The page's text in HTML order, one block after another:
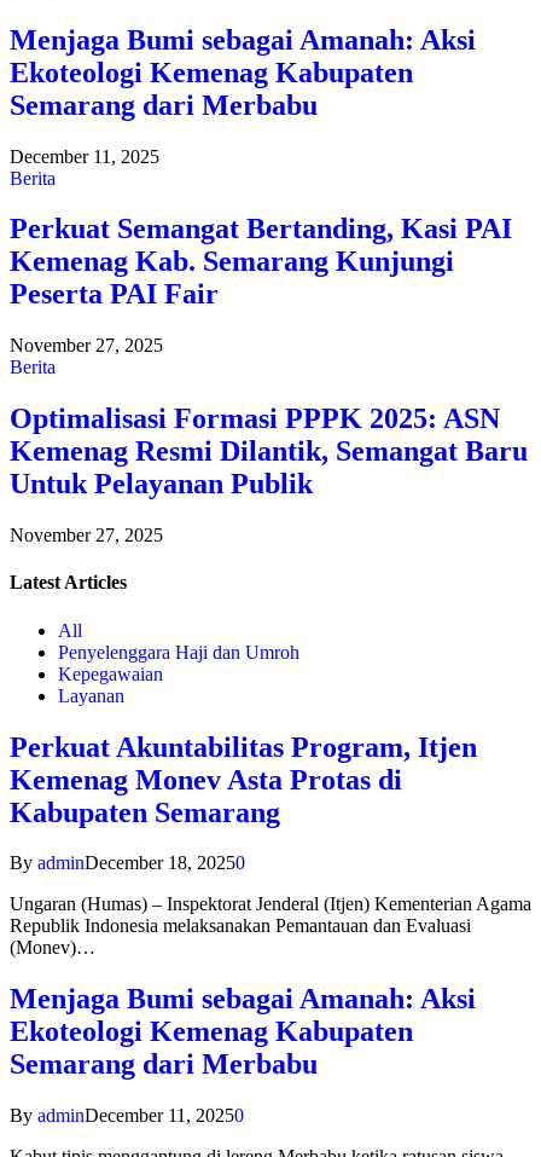
Menjaga Bumi sebagai Amanah: Aksi
Ekoteologi Kemenag Kabupaten
Semarang dari Merbabu
December 11, 2025
Berita
Perkuat Semangat Bertanding, Kasi PAI
Kemenag Kab. Semarang Kunjungi
Peserta PAI Fair
November 27, 2025
Berita
Optimalisasi Formasi PPPK 2025: ASN
Kemenag Resmi Dilantik, Semangat Baru
Untuk Pelayanan Publik
November 27, 2025
Latest Articles
All
Penyelenggara Haji dan Umroh
Kepegawaian
Layanan
Perkuat Akuntabilitas Program, Itjen
Kemenag Monev Asta Protas di
Kabupaten Semarang
By adminDecember 18, 20250
Ungaran (Humas) – Inspektorat Jenderal (Itjen) Kementerian Agama
Republik Indonesia melaksanakan Pemantauan dan Evaluasi
(Monev)…
Menjaga Bumi sebagai Amanah: Aksi
Ekoteologi Kemenag Kabupaten
Semarang dari Merbabu
By adminDecember 11, 20250